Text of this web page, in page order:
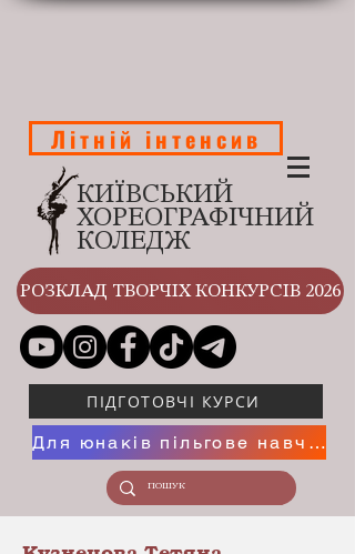
КИЇВСЬКИЙ
ХОРЕОГРАФІЧНИЙ
КОЛЕДЖ
Літній інтенсив
РОЗКЛАД ТВОРЧІХ КОНКУРСІВ 2026
ПІДГОТОВЧІ КУРСИ
Для юнаків пільгове навчання